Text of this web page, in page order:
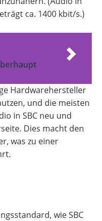
ca. 1400 kbit/s.)
Hardwarehersteller
und die meisten
in SBC neu und
Dies macht den
was zu einer
wie SBC